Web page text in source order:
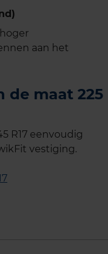
aan het
de maat 225
R17 eenvoudig
vestiging.